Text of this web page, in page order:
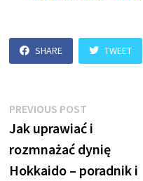
SHARE TWEET
Nawigacja
wpisu
PREVIOUS POST
post:
Jak uprawiać i
rozmnażać dynię
Hokkaido – poradnik i